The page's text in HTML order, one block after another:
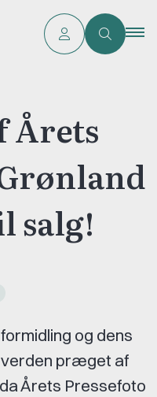
Årets
salg!
og dens
verden præget af
Årets Pressefoto